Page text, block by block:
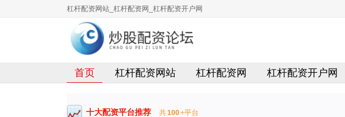
杠杆配资网站_杠杆配资网_杠杆配资开户网
首页 杠杆配资网站 杠杆配资网 杠杆配资开户网
十大配资平台推荐 共100+平台